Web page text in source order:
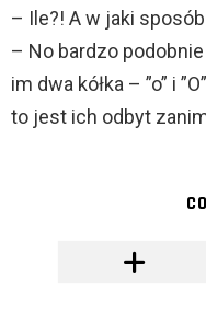
– Ile?! A w jaki
– No bardzo
im dwa kółka – ”o” i
to jest ich odbyt